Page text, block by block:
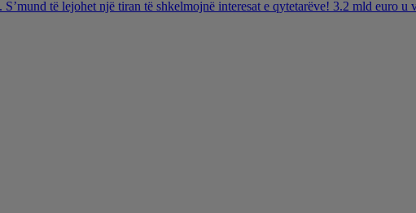
të lejohet një tiran të shkelmojnë interesat e qytetarëve! 3.2 mld euro u